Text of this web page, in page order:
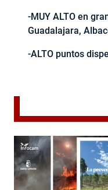
-MUY ALTO en
Guadalajara,
-ALTO puntos